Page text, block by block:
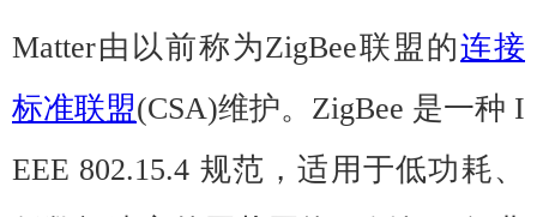
Matter由以前称为ZigBee联盟的连接
标准联盟(CSA)维护。ZigBee 是一种 I
EEE 802.15.4 规范，适用于低功耗、